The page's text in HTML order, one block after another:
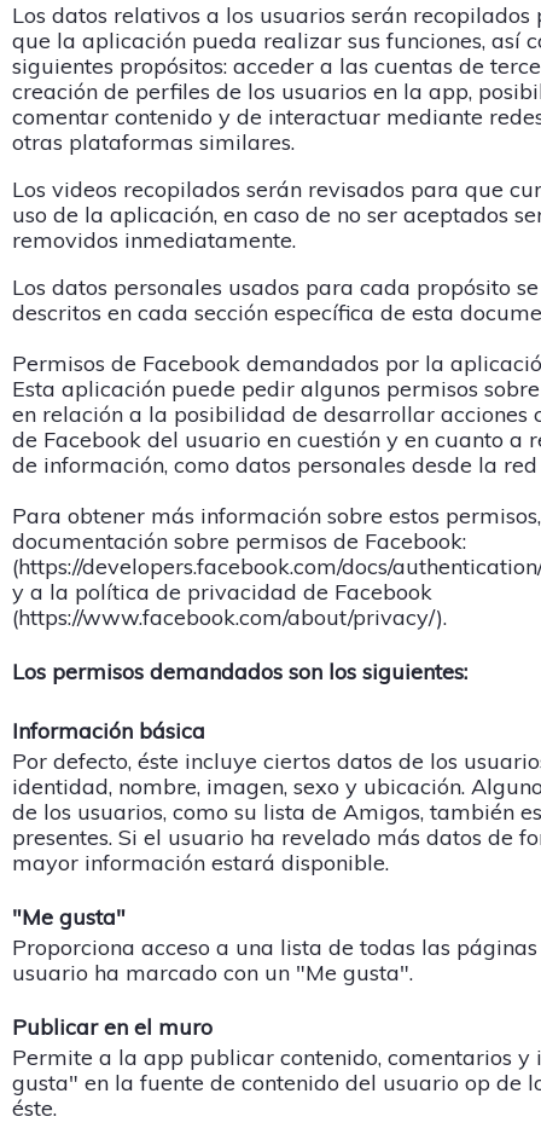
Los datos relativos a los usuarios serán
que la aplicación pueda realizar sus funciones, así
siguientes propósitos: acceder a las cuentas de
creación de perfiles de los usuarios en la app,
comentar contenido y de interactuar mediante
otras plataformas similares.
Los videos recopilados serán revisados para que
uso de la aplicación, en caso de no ser aceptados
removidos inmediatamente.
Los datos personales usados para cada propósito
descritos en cada sección específica de esta
Permisos de Facebook demandados por la
Esta aplicación puede pedir algunos permisos
en relación a la posibilidad de desarrollar acciones
de Facebook del usuario en cuestión y en cuanto a
de información, como datos personales desde la
Para obtener más información sobre estos
documentación sobre permisos de Facebook:
(https://developers.facebook.com/docs/
y a la política de privacidad de Facebook
(https://www.facebook.com/about/privacy/).
Los permisos demandados son los siguientes:
Información básica
Por defecto, éste incluye ciertos datos de los
identidad, nombre, imagen, sexo y ubicación.
de los usuarios, como su lista de Amigos, también
presentes. Si el usuario ha revelado más datos de
mayor información estará disponible.
"Me gusta"
Proporciona acceso a una lista de todas las
usuario ha marcado con un "Me gusta".
Publicar en el muro
Permite a la app publicar contenido, comentarios y
gusta" en la fuente de contenido del usuario op de
éste.